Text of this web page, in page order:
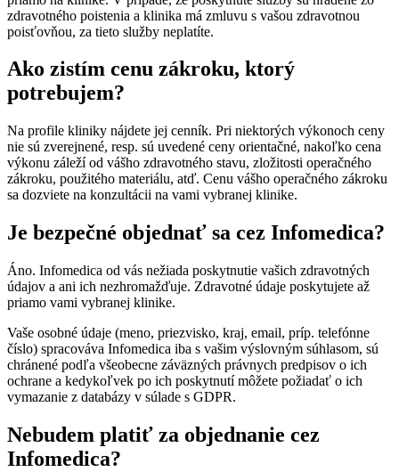
zdravotného poistenia a klinika má zmluvu s vašou zdravotnou
poisťovňou, za tieto služby neplatíte.
Ako zistím cenu zákroku, ktorý
potrebujem?
Na profile kliniky nájdete jej cenník. Pri niektorých výkonoch ceny
nie sú zverejnené, resp. sú uvedené ceny orientačné, nakoľko cena
výkonu záleží od vášho zdravotného stavu, zložitosti operačného
zákroku, použitého materiálu, atď. Cenu vášho operačného zákroku
sa dozviete na konzultácii na vami vybranej klinike.
Je bezpečné objednať sa cez Infomedica?
Áno. Infomedica od vás nežiada poskytnutie vašich zdravotných
údajov a ani ich nezhromažďuje. Zdravotné údaje poskytujete až
priamo vami vybranej klinike.
Vaše osobné údaje (meno, priezvisko, kraj, email, príp. telefónne
číslo) spracováva Infomedica iba s vašim výslovným súhlasom, sú
chránené podľa všeobecne záväzných právnych predpisov o ich
ochrane a kedykoľvek po ich poskytnutí môžete požiadať o ich
vymazanie z databázy v súlade s GDPR.
Nebudem platiť za objednanie cez
Infomedica?